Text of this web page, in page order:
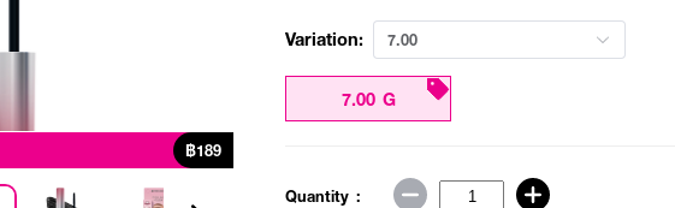
฿189
Variation: 7.00
7.00 G
Quantity :